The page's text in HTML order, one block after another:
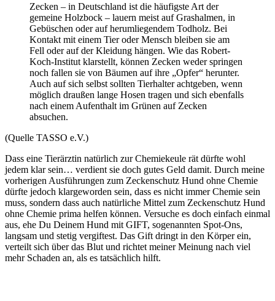
Zecken – in Deutschland ist die häufigste Art der
gemeine Holzbock – lauern meist auf Grashalmen, in
Gebüschen oder auf herumliegendem Todholz. Bei
Kontakt mit einem Tier oder Mensch bleiben sie am
Fell oder auf der Kleidung hängen. Wie das Robert-
Koch-Institut klarstellt, können Zecken weder springen
noch fallen sie von Bäumen auf ihre „Opfer“ herunter.
Auch auf sich selbst sollten Tierhalter achtgeben, wenn
möglich draußen lange Hosen tragen und sich ebenfalls
nach einem Aufenthalt im Grünen auf Zecken
absuchen.
(Quelle TASSO e.V.)
Dass eine Tierärztin natürlich zur Chemiekeule rät dürfte wohl
jedem klar sein… verdient sie doch gutes Geld damit. Durch meine
vorherigen Ausführungen zum Zeckenschutz Hund ohne Chemie
dürfte jedoch klargeworden sein, dass es nicht immer Chemie sein
muss, sondern dass auch natürliche Mittel zum Zeckenschutz Hund
ohne Chemie prima helfen können. Versuche es doch einfach einmal
aus, ehe Du Deinem Hund mit GIFT, sogenannten Spot-Ons,
langsam und stetig vergiftest. Das Gift dringt in den Körper ein,
verteilt sich über das Blut und richtet meiner Meinung nach viel
mehr Schaden an, als es tatsächlich hilft.